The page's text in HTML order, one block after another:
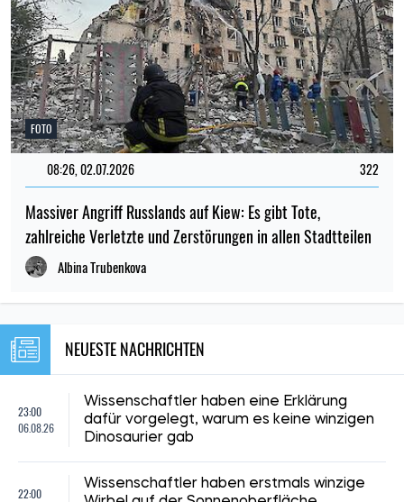
FOTO
08:26, 02.07.2026 322
Massiver Angriff Russlands auf Kiew: Es gibt Tote,
zahlreiche Verletzte und Zerstörungen in allen Stadtteilen
Albina Trubenkova
NEUESTE NACHRICHTEN
23:00
06.08.26
Wissenschaftler haben eine Erklärung
dafür vorgelegt, warum es keine winzigen
Dinosaurier gab
22:00
Wissenschaftler haben erstmals winzige